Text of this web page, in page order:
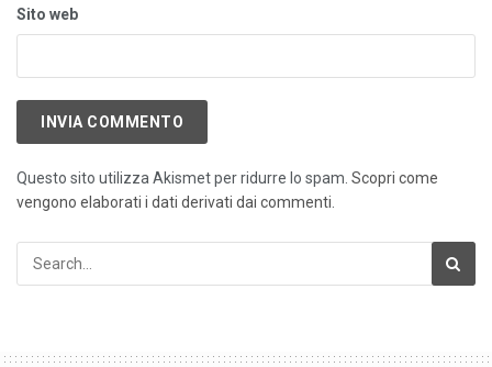
Sito web
Questo sito utilizza Akismet per ridurre lo spam. Scopri come
vengono elaborati i dati derivati dai commenti